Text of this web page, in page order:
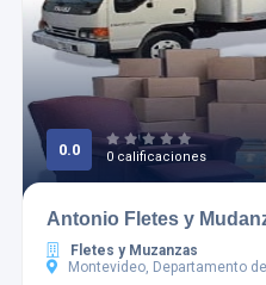
0.0 0 calificaciones
Antonio Fletes y
Fletes y Muzanzas
Montevideo, Departamento